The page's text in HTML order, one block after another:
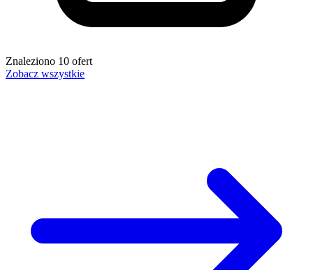
Znaleziono 10 ofert
Zobacz wszystkie